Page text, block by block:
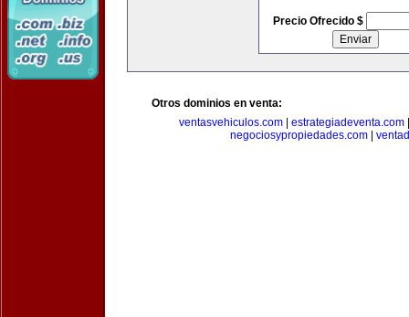
Precio Ofrecido $
Otros dominios en venta:
ventasvehiculos.com
estrategiadeventa.com
negociosypropiedades.com